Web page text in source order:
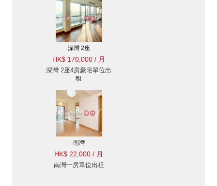
深灣 2座
HK$ 170,000 / 月
深灣 2座4房豪宅單位出
租
南灣
HK$ 22,000 / 月
南灣一房單位出租